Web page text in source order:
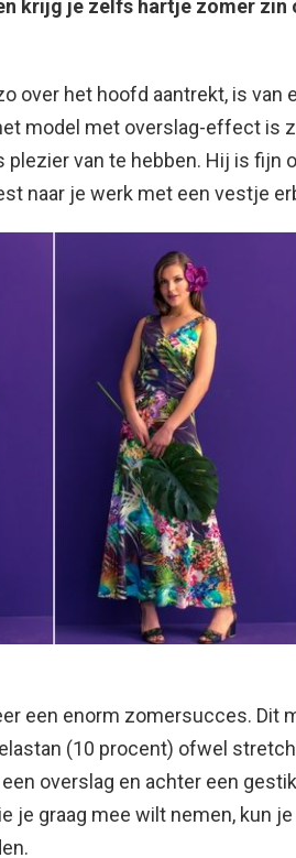
krijg je zelfs hartje zomer zin
over het hoofd aantrekt, is van
model met overslag-effect is
van te hebben. Hij is fijn
naar je werk met een vestje
een enorm zomersucces. Dit
(10 procent) ofwel
overslag en achter een
je graag mee wilt nemen, kun